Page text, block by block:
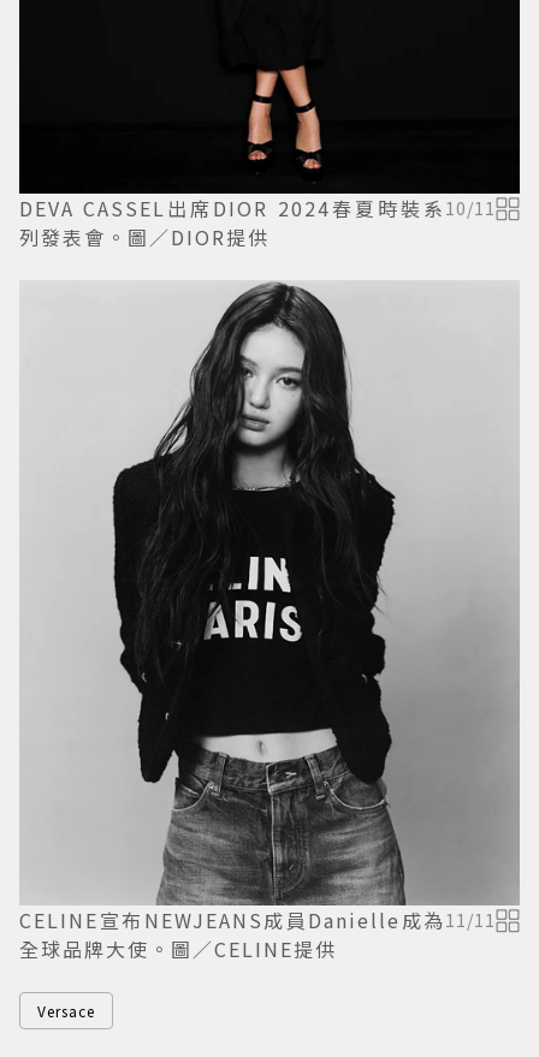
DEVA CASSEL出席DIOR 2024春夏時裝系
列發表會。圖／DIOR提供
10/11
CELINE宣布NEWJEANS成員Danielle成為
全球品牌大使。圖／CELINE提供
11/11
Versace